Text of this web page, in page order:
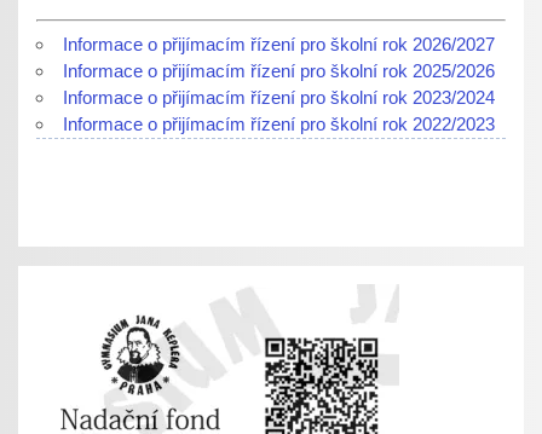
Informace o přijímacím řízení pro školní rok 2026/2027
Informace o přijímacím řízení pro školní rok 2025/2026
Informace o přijímacím řízení pro školní rok 2023/2024
Informace o přijímacím řízení pro školní rok 2022/2023